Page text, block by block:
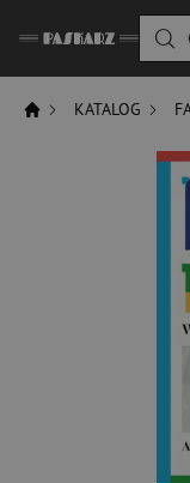
KATALOG